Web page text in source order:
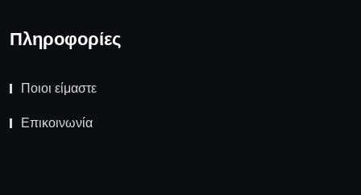
Πληροφορίες
Ποιοι είμαστε
Επικοινωνία